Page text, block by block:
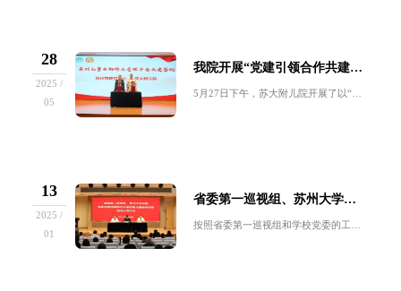
28
2025 /
05
我院开展“党建引领合作共建、关爱儿童身心健康”六一儿童节特别活动
5月27日下午，苏大附儿院开展了以“党建引领合作共建、关爱儿童身心健康”为主题，贯彻“儿科和精神卫生服务年”行动暨2025年六一儿童节特别活...
13
2025 /
01
省委第一巡视组、苏州大学党委联动巡视巡察附属儿童医院党委情况反馈会召开
按照省委第一巡视组和学校党委的工作部署，1月9日下午，省委第一巡视组、苏州大学党委联动巡视巡察附属儿童医院党委情况反馈会在附属儿童医院总院报...